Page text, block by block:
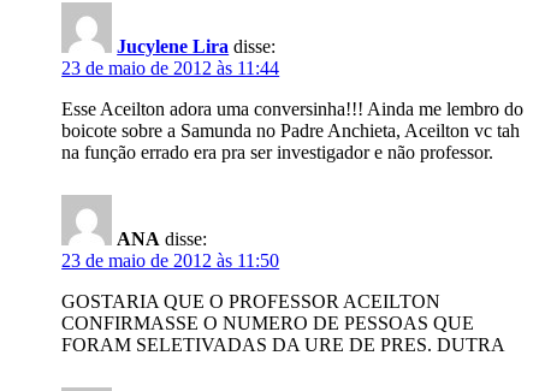
Jucylene Lira disse:
23 de maio de 2012 às 11:44
Esse Aceilton adora uma conversinha!!! Ainda me lembro do
boicote sobre a Samunda no Padre Anchieta, Aceilton vc tah
na função errado era pra ser investigador e não professor.
ANA disse:
23 de maio de 2012 às 11:50
GOSTARIA QUE O PROFESSOR ACEILTON
CONFIRMASSE O NUMERO DE PESSOAS QUE
FORAM SELETIVADAS DA URE DE PRES. DUTRA